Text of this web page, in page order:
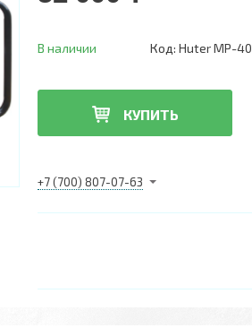
В наличии Код: Huter MP-40
КУПИТЬ
+7 (700) 807-07-63